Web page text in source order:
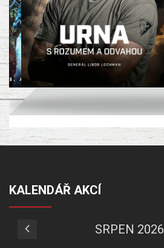
KALENDÁŘ AKCÍ
SRPEN 2026